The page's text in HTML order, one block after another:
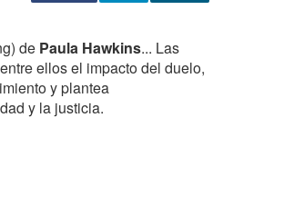
de Paula Hawkins... Las
ellos el impacto del duelo,
y plantea
y la justicia.